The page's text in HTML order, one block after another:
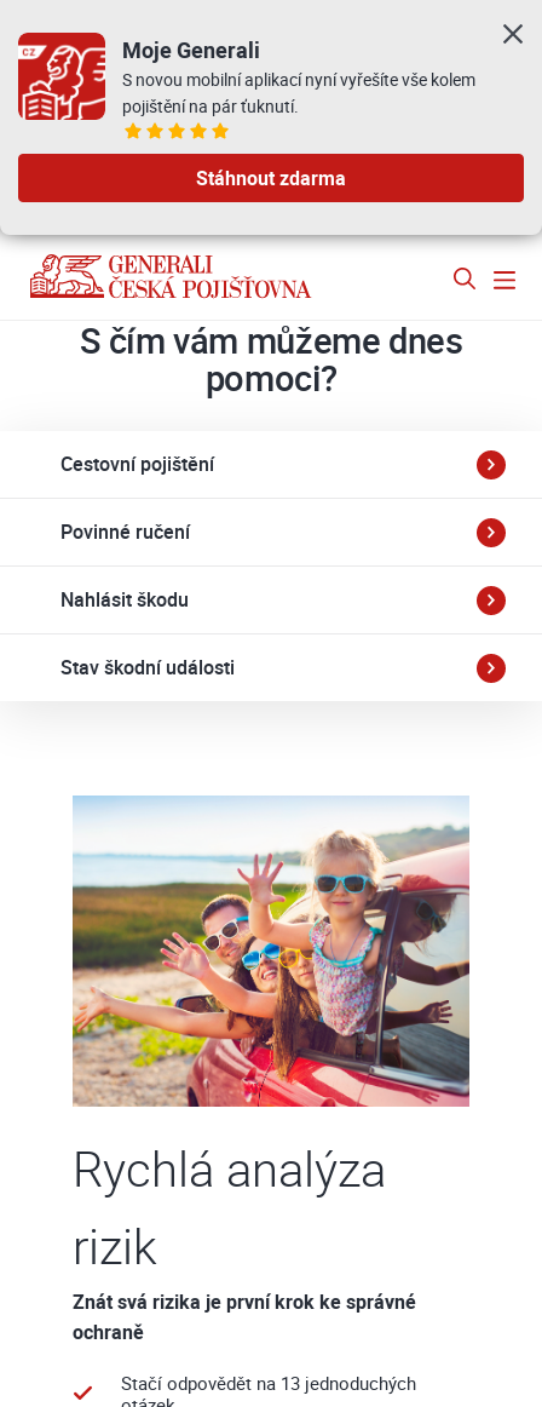
Moje Generali
S novou mobilní aplikací nyní vyřešíte vše kolem
pojištění na pár ťuknutí.
Stáhnout zdarma
S čím vám můžeme dnes
pomoci?
Cestovní pojištění
Povinné ručení
Nahlásit škodu
Stav škodní události
Rychlá analýza
rizik
Znát svá rizika je první krok ke správné
ochraně
Stačí odpovědět na 13 jednoduchých